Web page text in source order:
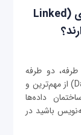
پشته (stack)، صف و لیست پیوندی (Linked
دو طرفه
حلقوی، آرایه‌ها، لینک‌های رقصنده (Dancing Links) از مهم‌ترین و
داده‌ها
باشید در